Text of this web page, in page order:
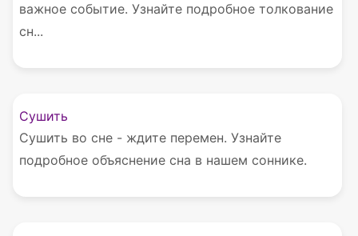
важное событие. Узнайте подробное толкование
сн...
Сушить
Сушить во сне - ждите перемен. Узнайте
подробное объяснение сна в нашем соннике.